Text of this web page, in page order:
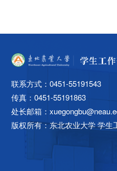
联系方式：0451-55191543
传真：0451-55191863
处长邮箱：
版权所有：东北农业大学 学生